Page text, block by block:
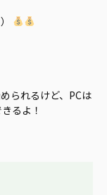
られるけど、PCは
るよ！